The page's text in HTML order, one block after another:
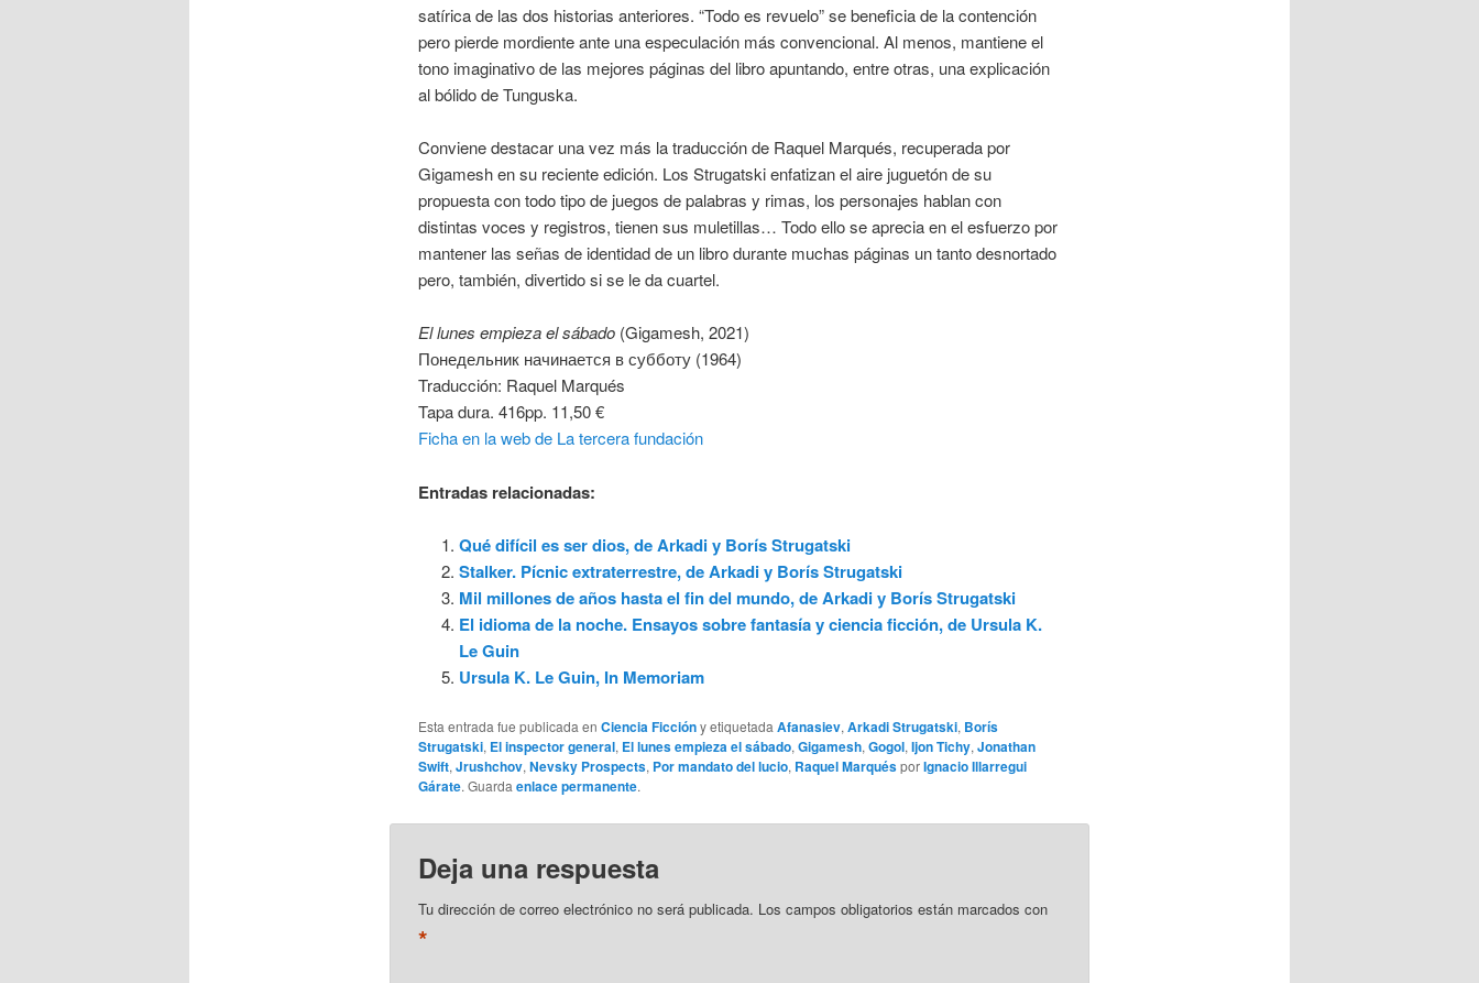
satírica de las dos historias anteriores. “Todo es revuelo” se beneficia de la contención
pero pierde mordiente ante una especulación más convencional. Al menos, mantiene el
tono imaginativo de las mejores páginas del libro apuntando, entre otras, una explicación
al bólido de Tunguska.
Conviene destacar una vez más la traducción de Raquel Marqués, recuperada por
Gigamesh en su reciente edición. Los Strugatski enfatizan el aire juguetón de su
propuesta con todo tipo de juegos de palabras y rimas, los personajes hablan con
distintas voces y registros, tienen sus muletillas… Todo ello se aprecia en el esfuerzo por
mantener las señas de identidad de un libro durante muchas páginas un tanto desnortado
pero, también, divertido si se le da cuartel.
El lunes empieza el sábado(Gigamesh, 2021)
Понедельник начинается в субботу (1964)
Traducción: Raquel Marqués
Tapa dura. 416pp. 11,50 €
Ficha en la web de La tercera fundación
Entradas relacionadas:
Qué difícil es ser dios, de Arkadi y Borís Strugatski
Stalker. Pícnic extraterrestre, de Arkadi y Borís Strugatski
Mil millones de años hasta el fin del mundo, de Arkadi y Borís Strugatski
El idioma de la noche. Ensayos sobre fantasía y ciencia ficción, de Ursula K.
Le Guin
Ursula K. Le Guin, In Memoriam
Esta entrada fue publicada en Ciencia Ficcióny etiquetadaAfanasiev,Arkadi Strugatski, Borís
Strugatski, El inspector general, El lunes empieza el sábado,Gigamesh,Gogol,Ijon Tichy,Jonathan
Swift,Jrushchov,Nevsky Prospects, Por mandato del lucio, Raquel MarquésporIgnacio Illarregui
Gárate. Guardaenlace permanente.
Deja una respuesta
Tu dirección de correo electrónico no será publicada. Los campos obligatorios están marcados con
*